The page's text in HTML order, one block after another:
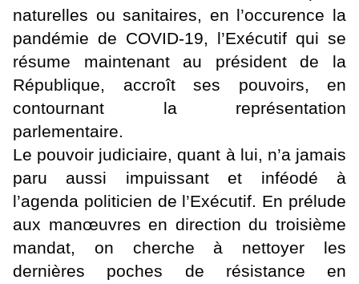
naturelles ou sanitaires, en l’occurence la
pandémie de COVID-19, l’Exécutif qui se
résume maintenant au président de la
République, accroît ses pouvoirs, en
contournant la représentation
parlementaire.
Le pouvoir judiciaire, quant à lui, n’a jamais
paru aussi impuissant et inféodé à
l’agenda politicien de l’Exécutif. En prélude
aux manœuvres en direction du troisième
mandat, on cherche à nettoyer les
dernières poches de résistance en